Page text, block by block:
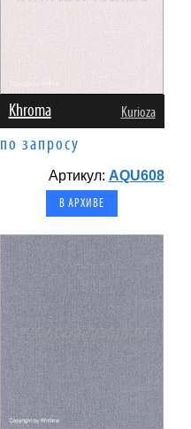
Khroma Kurioza
по запросу
Артикул: AQU608
В АРХИВЕ